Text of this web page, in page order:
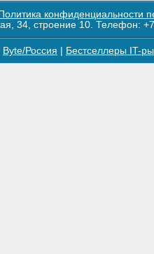
Политика конфиденциальности
34, строение 10. Телефон:
Byte/Россия Бестселлеры IT-